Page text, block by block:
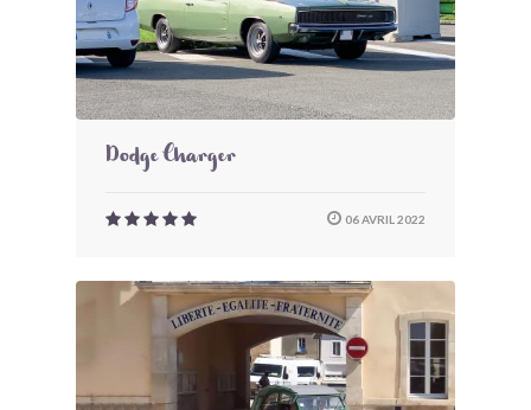
Dodge Charger
06 AVRIL 2022